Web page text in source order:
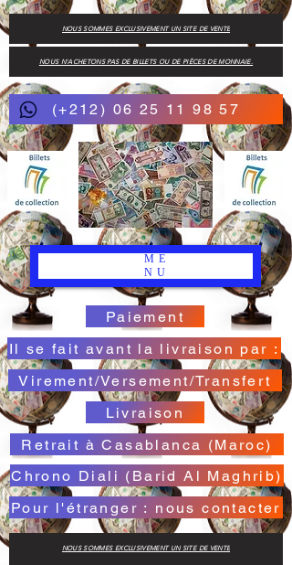
(+212) 06 25 11 98 57
ME
NU
Paiement
Virement/Versement/Transfert
Livraison
Retrait à Casablanca (Maroc)
Il se fait avant la livraison par :
Chrono Diali (Barid Al Maghrib)
NOUS N'ACHETONS PAS DE BILLETS OU DE PIÈCES DE MONNAIE.
NOUS SOMMES EXCLUSIVEMENT UN SITE DE VENTE
Pour l'étranger : nous contacter
NOUS SOMMES EXCLUSIVEMENT UN SITE DE VENTE